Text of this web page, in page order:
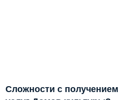
Сложности с получением